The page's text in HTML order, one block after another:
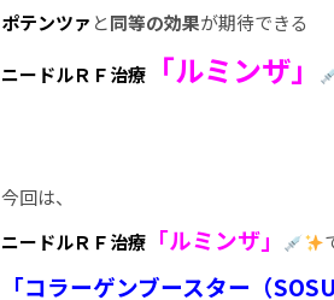
ポテンツァ と同等の効果が期待できる
ニードルＲＦ治療 「ルミンザ」
今回は、
ニードルＲＦ治療 「ルミンザ」
「コラーゲンブースター（